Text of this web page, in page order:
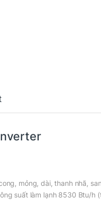
mỏng, dài, thanh nhã,
suất làm lạnh 8530 Btu/h